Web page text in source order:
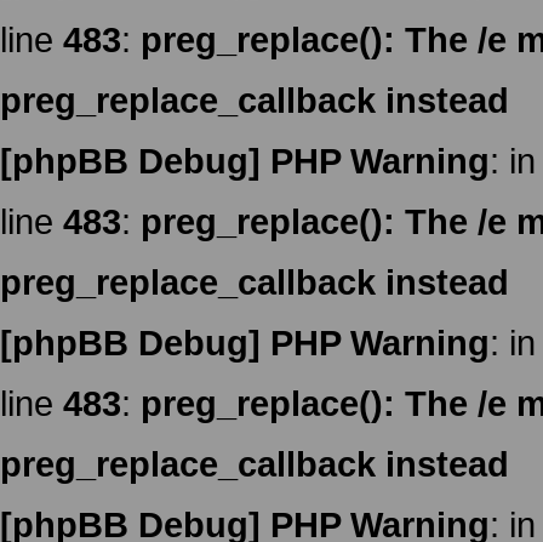
line 483: preg_replace(): The /e
preg_replace_callback instead
[phpBB Debug] PHP Warning:
line 483: preg_replace(): The /e
preg_replace_callback instead
[phpBB Debug] PHP Warning:
line 483: preg_replace(): The /e
preg_replace_callback instead
[phpBB Debug] PHP Warning: